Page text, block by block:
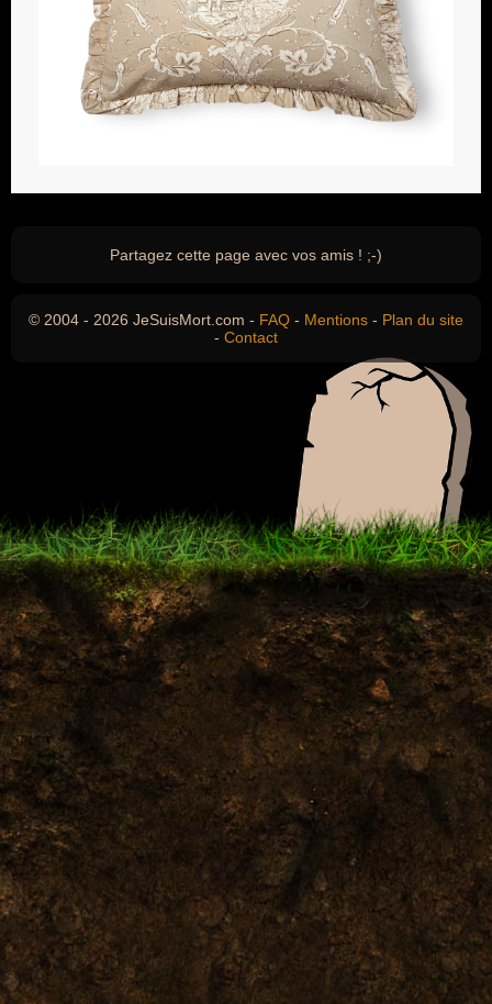
Partagez cette page avec vos amis ! ;-)
© 2004 - 2026 JeSuisMort.com - FAQ - Mentions - Plan du site
- Contact